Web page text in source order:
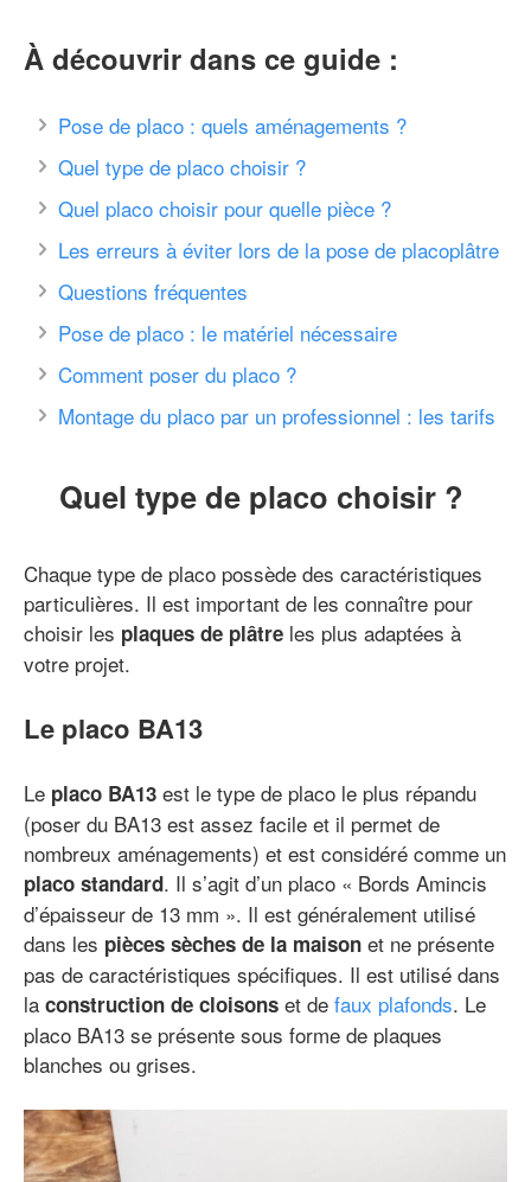
À découvrir dans ce guide :
Pose de placo : quels aménagements ?
Quel type de placo choisir ?
Quel placo choisir pour quelle pièce ?
Les erreurs à éviter lors de la pose de placoplâtre
Questions fréquentes
Pose de placo : le matériel nécessaire
Comment poser du placo ?
Montage du placo par un professionnel : les tarifs
Quel type de placo choisir ?
Chaque type de placo possède des caractéristiques
particulières. Il est important de les connaître pour
choisir les plaques de plâtre les plus adaptées à
votre projet.
Le placo BA13
Le placo BA13 est le type de placo le plus répandu
(poser du BA13 est assez facile et il permet de
nombreux aménagements) et est considéré comme un
placo standard. Il s’agit d’un placo « Bords Amincis
d’épaisseur de 13 mm ». Il est généralement utilisé
dans les pièces sèches de la maison et ne présente
pas de caractéristiques spécifiques. Il est utilisé dans
la construction de cloisons et de faux plafonds. Le
placo BA13 se présente sous forme de plaques
blanches ou grises.